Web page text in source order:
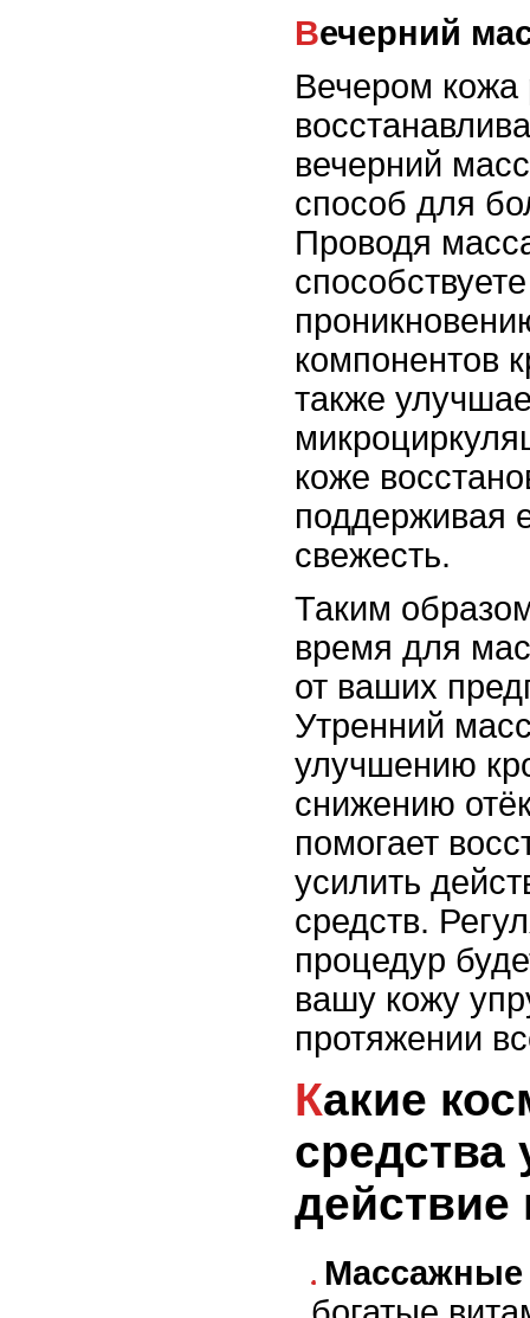
Вечерний
Вечером кожа
вечерний
способ для
Проводя
компонентов
также
коже
поддерживая
свежесть.
Таким
время для
от ваших
Утренний
улучшению
снижению
помогает
усилить
средств.
процедур
вашу кожу
протяжении
Какие косметические
средства
действие
Массажные